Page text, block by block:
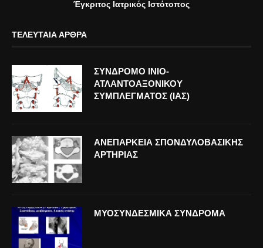
Έγκριτος Ιατρικός Ιστότοπος
ΤΕΛΕΥΤΑΊΑ ΆΡΘΡΑ
ΣΥΝΔΡΟΜΟ ΙΝΙΟ-
ΑΤΛΑΝΤΟΑΞΟΝΙΚΟΥ
ΣΥΜΠΛΕΓΜΑΤΟΣ (ΙΑΣ)
ΑΝΕΠΑΡΚΕΙΑ ΣΠΟΝΔΥΛΟΒΑΣΙΚΗΣ
ΑΡΤΗΡΙΑΣ
ΜΥΟΣΥΝΔΕΣΜΙΚΑ ΣΥΝΔΡΟΜΑ